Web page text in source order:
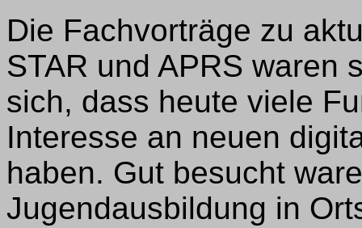
Die Fachvorträge zu
STAR und APRS waren
sich, dass heute viele
Interesse an neuen
haben. Gut besucht
Jugendausbildung in